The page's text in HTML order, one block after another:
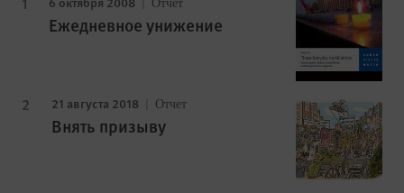
Ежедневное унижение
21 августа 2018 Отчет
Внять призыву